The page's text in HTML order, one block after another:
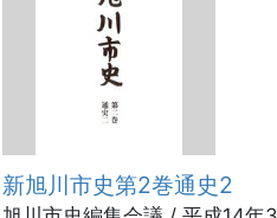
新旭川市史第2巻通史2